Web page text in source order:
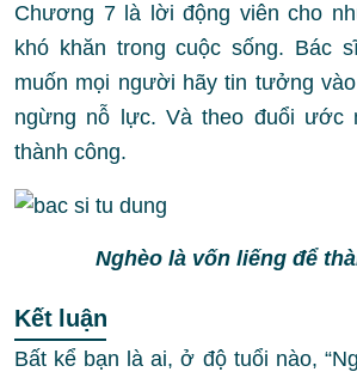
Chương 7 là lời động viên cho
khó khăn trong cuộc sống. Bác
muốn mọi người hãy tin tưởng
ngừng nỗ lực. Và theo đuổi ước
thành công.
Nghèo là vốn liếng để
Kết luận
Bất kể bạn là ai, ở độ tuổi nào,